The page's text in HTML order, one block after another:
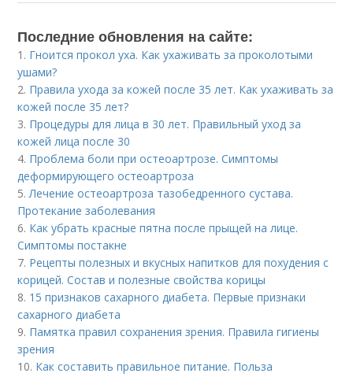
Последние обновления на сайте:
1. Гноится прокол уха. Как ухаживать за проколотыми
ушами?
2. Правила ухода за кожей после 35 лет. Как ухаживать за
кожей после 35 лет?
3. Процедуры для лица в 30 лет. Правильный уход за
кожей лица после 30
4. Проблема боли при остеоартрозе. Симптомы
деформирующего остеоартроза
5.Лечение остеоартроза тазобедренного сустава.
Протекание заболевания
6. Как убрать красные пятна после прыщей на лице.
Симптомы постакне
7. Рецепты полезных и вкусных напитков для похудения с
корицей. Состав и полезные свойства корицы
8. 15 признаков сахарного диабета. Первые признаки
сахарного диабета
9. Памятка правил сохранения зрения. Правила гигиены
зрения
10. Как составить правильное питание. Польза